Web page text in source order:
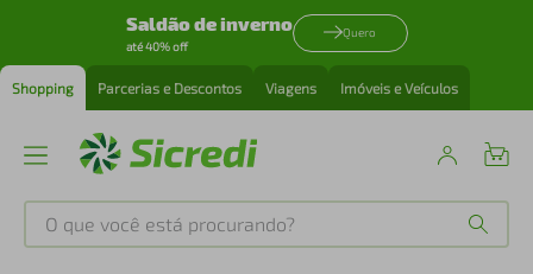
Saldão de inverno
até 40% off
Quero
Shopping Parcerias e Descontos Viagens Imóveis e Veículos
O que você está procurando?